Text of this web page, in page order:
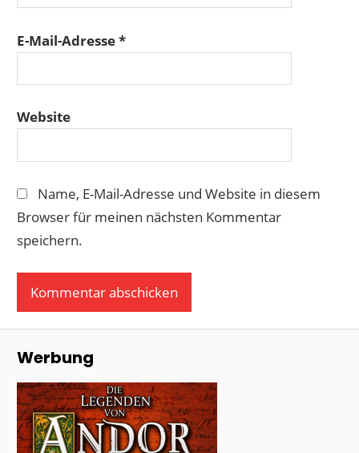
E-Mail-Adresse*
Website
Name, E-Mail-Adresse und Website in diesem
Browser für meinen nächsten Kommentar
speichern.
Werbung